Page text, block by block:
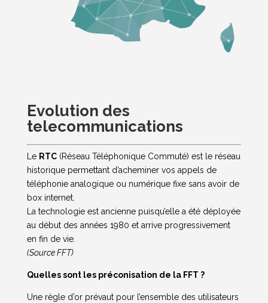
Evolution des
telecommunications
Le RTC(Réseau Téléphonique Commuté) est le réseau
historique permettant d’acheminer vos appels de
téléphonie analogique ou numérique fixe sans avoir de
box internet.
La technologie est ancienne puisqu’elle a été déployée
au début des années 1980 et arrive progressivement
en fin de vie.
(Source FFT)
Quelles sont les préconisation de la FFT ?
Une règle d’or prévaut pour l’ensemble des utilisateurs